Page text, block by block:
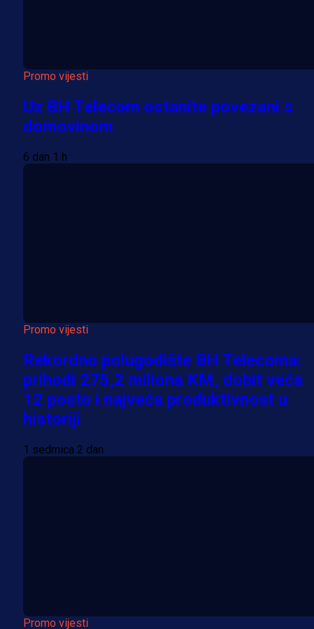
Promo vijesti
Uz BH Telecom ostanite povezani s
domovinom
6 dan 1 h
Promo vijesti
Rekordno polugodište BH Telecoma:
prihodi 275,2 miliona KM, dobit veća
12 posto i najveća produktivnost u
historiji
1 sedmica 2 dan
Promo vijesti